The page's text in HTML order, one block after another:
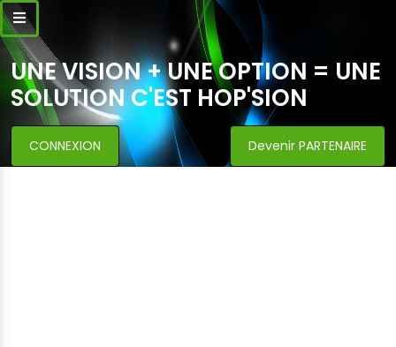
UNE VISION + UNE OPTION = UNE
SOLUTION C'EST HOP'SION
CONNEXION Devenir PARTENAIRE